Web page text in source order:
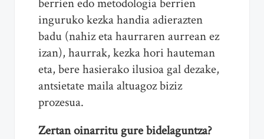
berrien edo metodologia berrien
inguruko kezka handia adierazten
badu (nahiz eta haurraren aurrean ez
izan), haurrak, kezka hori hauteman
eta, bere hasierako ilusioa gal dezake,
antsietate maila altuagoz biziz
prozesua.
Zertan oinarritu gure bidelaguntza?